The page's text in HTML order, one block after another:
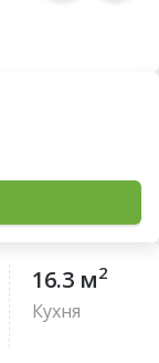
16.3 м2
Кухня